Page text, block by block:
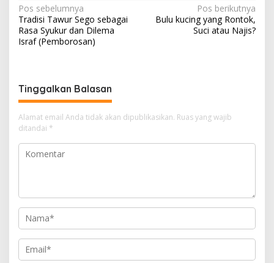
N
a
v
g
a
s
i
p
Pos sebelumnya
Tradisi Tawur Sego sebagai
Rasa Syukur dan Dilema
Israf (Pemborosan)
Pos berikutnya
Bulu kucing yang Rontok,
Suci atau Najis?
Tinggalkan Balasan
Alamat email Anda tidak akan dipublikasikan. Ruas yang wajib
ditandai *